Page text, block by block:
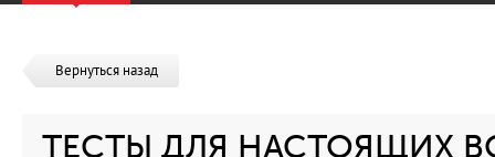
Вернуться назад
ТЕСТЫ ДЛЯ НАСТОЯЩИХ